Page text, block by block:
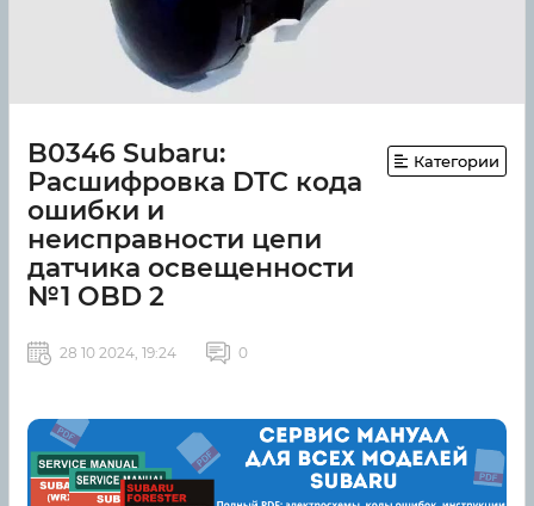
B0346 Subaru:
Расшифровка DTC кода
ошибки и
неисправности цепи
датчика освещенности
№1 OBD 2
Категории
28 10 2024, 19:24 0